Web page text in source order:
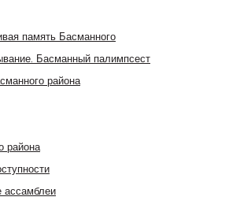
память Басманного
Басманный палимпсест
района
района
ассамблеи